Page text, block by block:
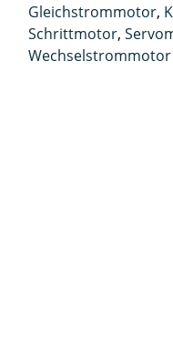
Gleichstrommotor,
Schrittmotor,
Wechselstrommotor